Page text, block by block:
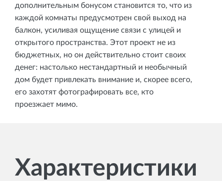
дополнительным бонусом становится то, что из
каждой комнаты предусмотрен свой выход на
балкон, усиливая ощущение связи с улицей и
открытого пространства. Этот проект не из
бюджетных, но он действительно стоит своих
денег: настолько нестандартный и необычный
дом будет привлекать внимание и, скорее всего,
его захотят фотографировать все, кто
проезжает мимо.
Характеристики